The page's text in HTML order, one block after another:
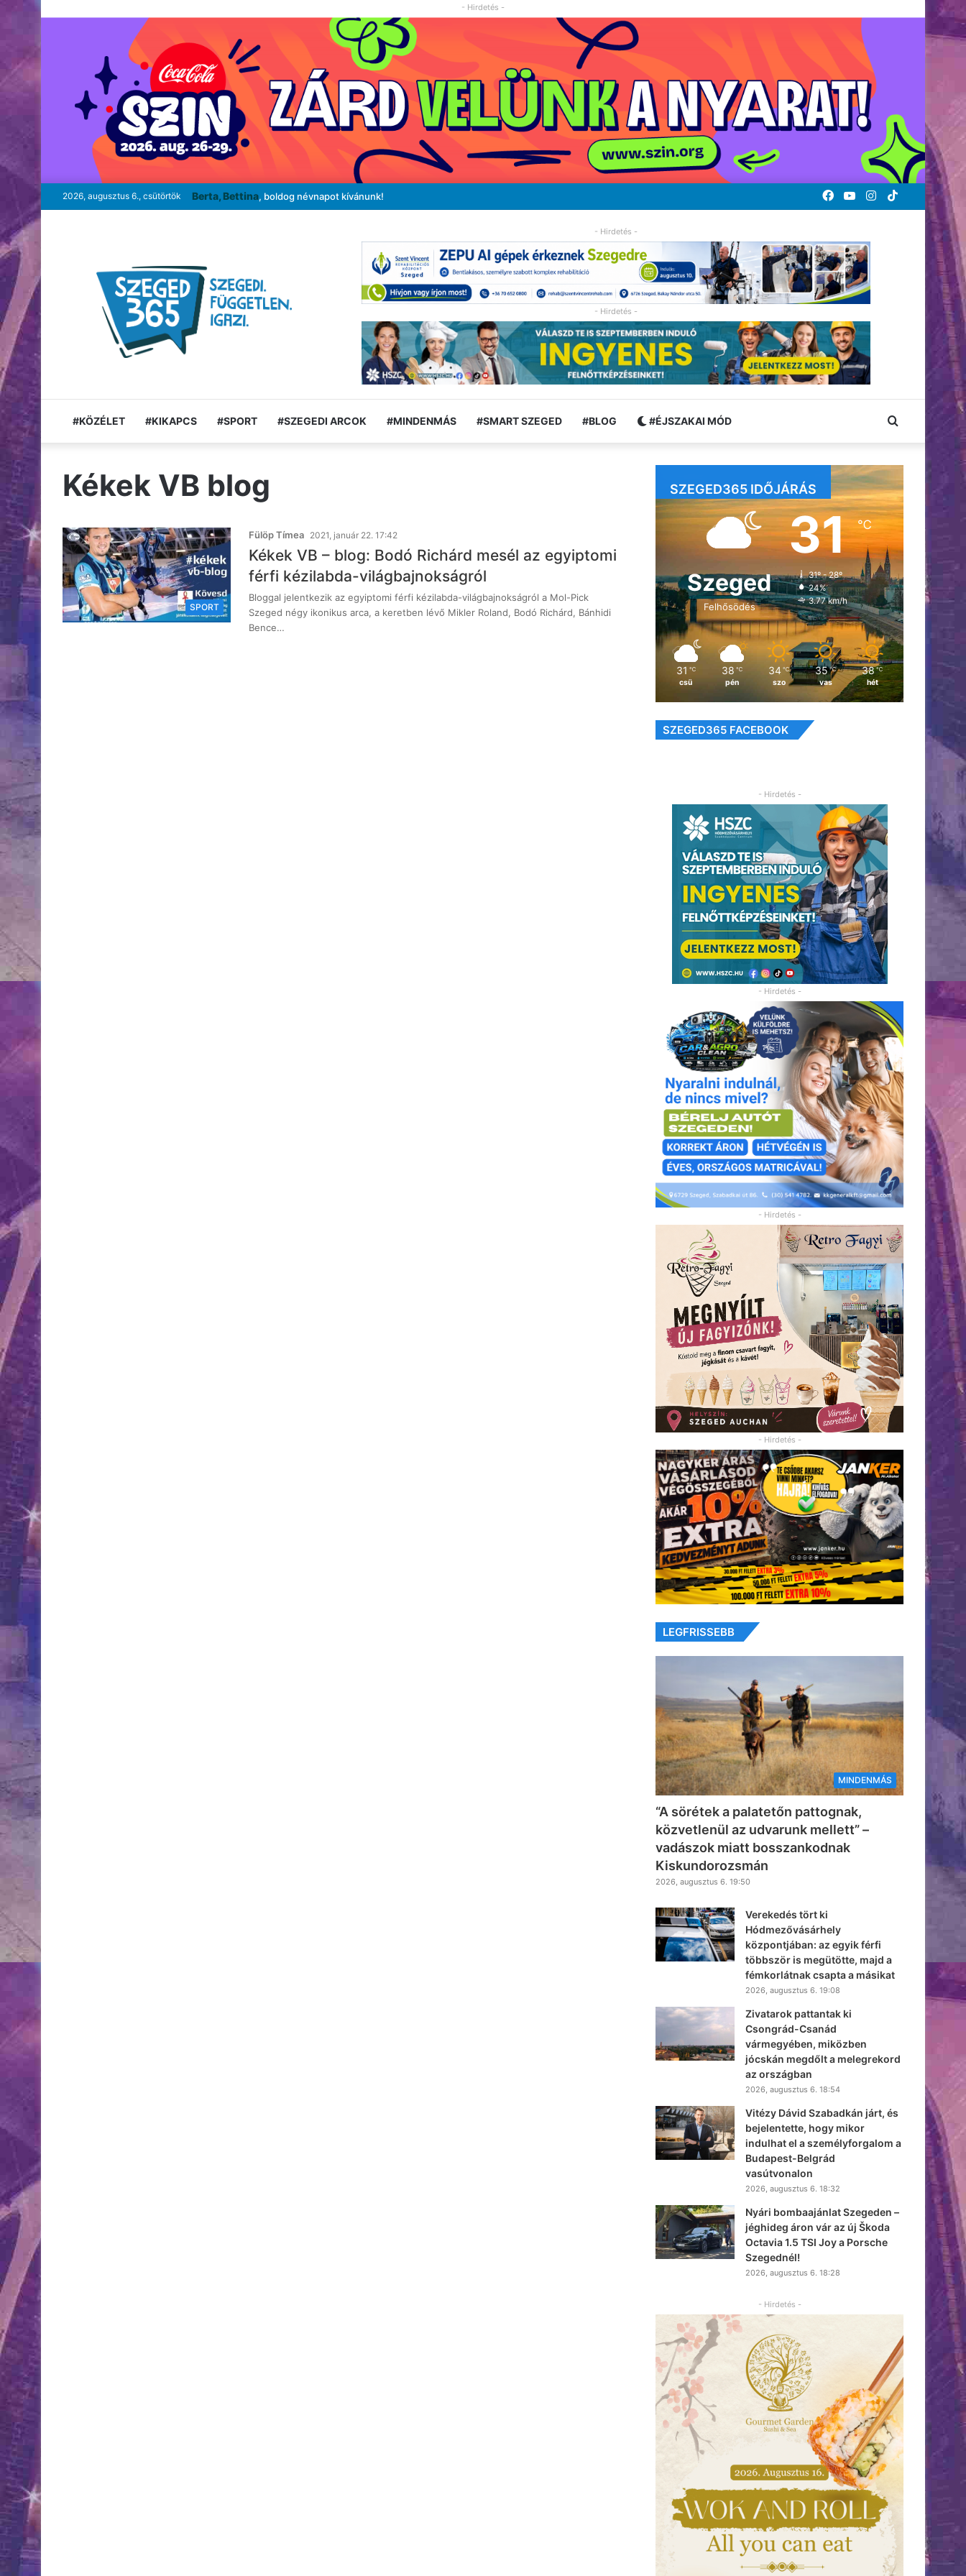
- Hirdetés -
2026, augusztus 6., csütörtök Berta, Bettina, boldog névnapot kívánunk! TikTok
Instagram
YouTube
Facebook
- Hirdetés -
- Hirdetés -
#KÖZÉLET #KIKAPCS #SPORT #SZEGEDI ARCOK #MINDENMÁS #SMART SZEGED #BLOG #ÉJSZAKAI MÓD Keresés:
Kékek VB blog
SPORT
Fülöp Tímea 2021, január 22. 17:42
Kékek VB – blog: Bodó Richárd mesél az egyiptomi
férfi kézilabda-világbajnokságról
Bloggal jelentkezik az egyiptomi férfi kézilabda-világbajnokságról a Mol-Pick
Szeged négy ikonikus arca, a keretben lévő Mikler Roland, Bodó Richárd, Bánhidi
Bence…
SZEGED365 IDŐJÁRÁS
Szeged
Felhősödés
31℃
31º - 28º
24%
3.77 km/h
31 ℃
csü
38 ℃
pén
34 ℃
szo
35 ℃
vas
38 ℃
hét
SZEGED365 FACEBOOK
- Hirdetés -
- Hirdetés -
- Hirdetés -
- Hirdetés -
LEGFRISSEBB
MINDENMÁS
“A sörétek a palatetőn pattognak,
közvetlenül az udvarunk mellett” –
vadászok miatt bosszankodnak
Kiskundorozsmán
2026, augusztus 6. 19:50
Verekedés tört ki
Hódmezővásárhely
központjában: az egyik férfi
többször is megütötte, majd a
fémkorlátnak csapta a másikat
2026, augusztus 6. 19:08
Zivatarok pattantak ki
Csongrád-Csanád
vármegyében, miközben
jócskán megdőlt a melegrekord
az országban
2026, augusztus 6. 18:54
Vitézy Dávid Szabadkán járt, és
bejelentette, hogy mikor
indulhat el a személyforgalom a
Budapest-Belgrád
vasútvonalon
2026, augusztus 6. 18:32
Nyári bombaajánlat Szegeden –
jéghideg áron vár az új Škoda
Octavia 1.5 TSI Joy a Porsche
Szegednél!
2026, augusztus 6. 18:28
- Hirdetés -